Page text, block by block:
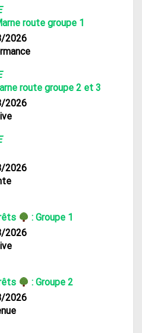
route groupe 1
2026
route groupe 2 et 3
2026
2026
: Groupe 1
2026
: Groupe 2
2026